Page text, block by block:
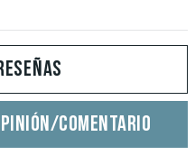
COMENTARIO